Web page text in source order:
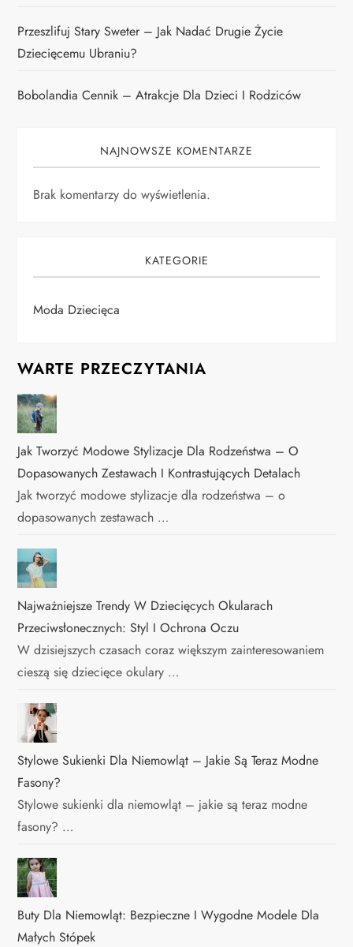
Przeszlifuj Stary Sweter – Jak Nadać Drugie Życie
Dziecięcemu Ubraniu?
Bobolandia Cennik – Atrakcje Dla Dzieci I Rodziców
NAJNOWSZE KOMENTARZE
Brak komentarzy do wyświetlenia.
KATEGORIE
Moda Dziecięca
WARTE PRZECZYTANIA
Jak Tworzyć Modowe Stylizacje Dla Rodzeństwa – O
Dopasowanych Zestawach I Kontrastujących Detalach
Jak tworzyć modowe stylizacje dla rodzeństwa – o
dopasowanych zestawach …
Najważniejsze Trendy W Dziecięcych Okularach
Przeciwsłonecznych: Styl I Ochrona Oczu
W dzisiejszych czasach coraz większym zainteresowaniem
cieszą się dziecięce okulary …
Stylowe Sukienki Dla Niemowląt – Jakie Są Teraz Modne
Fasony?
Stylowe sukienki dla niemowląt – jakie są teraz modne
fasony? …
Buty Dla Niemowląt: Bezpieczne I Wygodne Modele Dla
Małych Stópek